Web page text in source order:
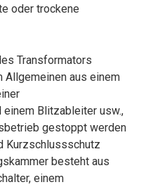
oder trockene
Transformators
Allgemeinen aus einem
einem Blitzableiter usw.,
gestoppt werden
Kurzschlussschutz
besteht aus
einem